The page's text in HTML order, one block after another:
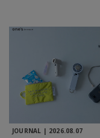
JOURNAL | 2026.08.07